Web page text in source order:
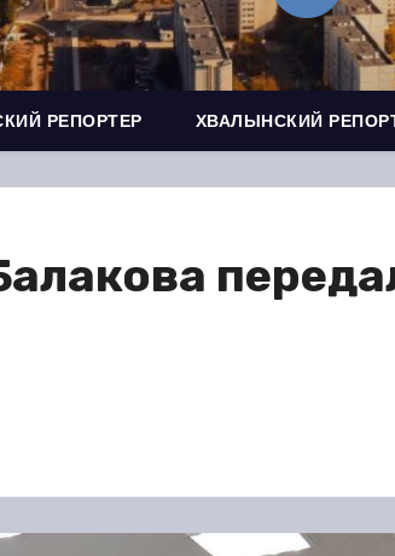
РЕПОРТЕР ХВАЛЫНСКИЙ